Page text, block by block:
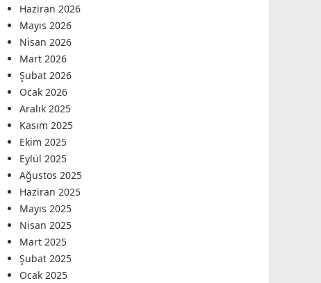
Haziran 2026
Mayıs 2026
Nisan 2026
Mart 2026
Şubat 2026
Ocak 2026
Aralık 2025
Kasım 2025
Ekim 2025
Eylül 2025
Ağustos 2025
Haziran 2025
Mayıs 2025
Nisan 2025
Mart 2025
Şubat 2025
Ocak 2025